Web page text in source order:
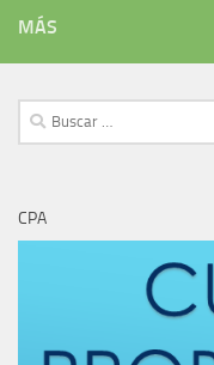
MÁS
Buscar:
CPA